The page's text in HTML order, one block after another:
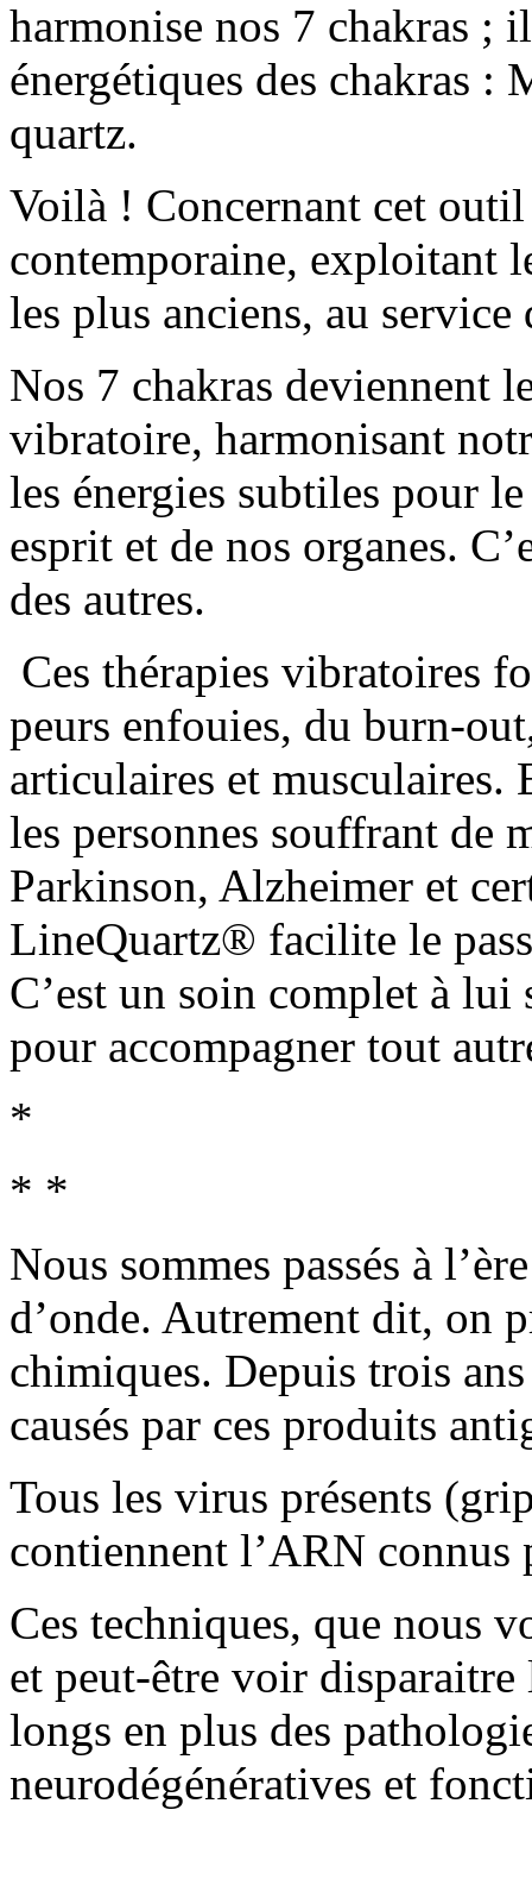
harmonise nos 7 chakras ;
énergétiques des chakras :
quartz.
Voilà ! Concernant cet
contemporaine, exploitant
les plus anciens, au
Nos 7 chakras deviennent
vibratoire, harmonisant
les énergies subtiles pour
esprit et de nos organes.
des autres.
Ces thérapies vibratoires
peurs enfouies, du burn-
articulaires et musculaires.
les personnes souffrant de
Parkinson, Alzheimer et
LineQuartz® facilite le
C’est un soin complet à lui
pour accompagner tout
*
* *
Nous sommes passés à
d’onde. Autrement dit, on
chimiques. Depuis trois
causés par ces produits
Tous les virus présents
contiennent l’ARN
Ces techniques, que nous
et peut-être voir disparaitre
longs en plus des
neurodégénératives et